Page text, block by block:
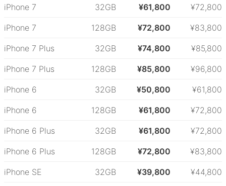
iPhone 7 32GB ¥61,800 ¥72,800
iPhone 7 128GB ¥72,800 ¥83,800
iPhone 7 Plus 32GB ¥74,800 ¥85,800
iPhone 7 Plus 128GB ¥85,800 ¥96,800
iPhone 6 32GB ¥50,800 ¥61,800
iPhone 6 128GB ¥61,800 ¥72,800
iPhone 6 Plus 32GB ¥61,800 ¥72,800
iPhone 6 Plus 128GB ¥72,800 ¥83,800
iPhone SE 32GB ¥39,800 ¥44,800